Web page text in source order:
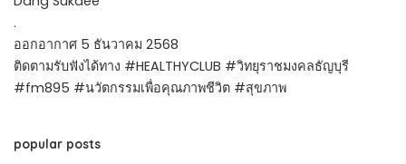
.
ออกอากาศ 5 ธันวาคม 2568
ติดตามรับฟังได้ทาง #HEALTHYCLUB #วิทยุราชมงคลธัญบุรี
#fm895 #นวัตกรรมเพื่อคุณภาพชีวิต #สุขภาพ
popular posts